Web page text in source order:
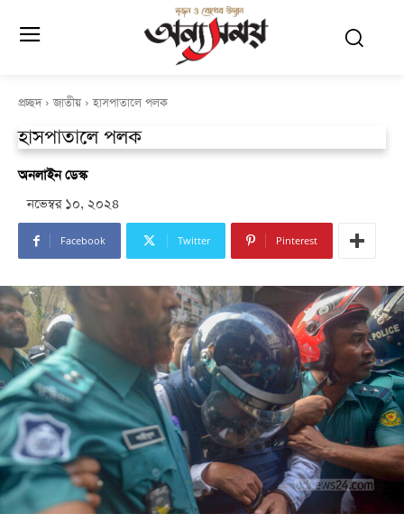
প্রচ্ছদ জাতীয় হাসপাতালে পলক
হাসপাতালে পলক
অনলাইন ডেস্ক
নভেম্বর ১০, ২০২৪
Facebook Twitter Pinterest